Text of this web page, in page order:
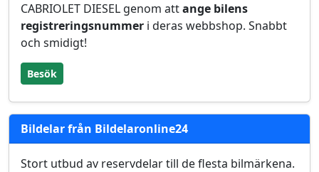
CABRIOLET DIESEL genom attange bilens
registreringsnummer i deras webbshop. Snabbt
och smidigt!
Besök
Bildelar från Bildelaronline24
Stort utbud av reservdelar till de flesta bilmärkena.